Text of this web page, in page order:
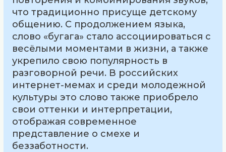
что традиционно присуще детскому
общению. С продолжением языка,
слово «бугага» стало ассоциироваться с
весёлыми моментами в жизни, а также
укрепило свою популярность в
разговорной речи. В российских
интернет-мемах и среди молодежной
культуры это слово также приобрело
свои оттенки и интерпретации,
отображая современное
представление о смехе и
беззаботности.